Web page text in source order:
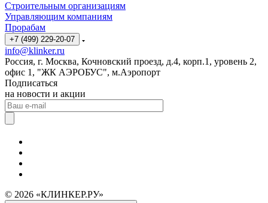
Строительным организациям
Управляющим компаниям
Прорабам
+7 (499) 229-20-07
info@klinker.ru
Россия, г. Москва, Кочновский проезд, д.4, корп.1, уровень 2,
офис 1, "ЖК АЭРОБУС", м.Аэропорт
Подписаться
на новости и акции
© 2026 «КЛИНКЕР.РУ»